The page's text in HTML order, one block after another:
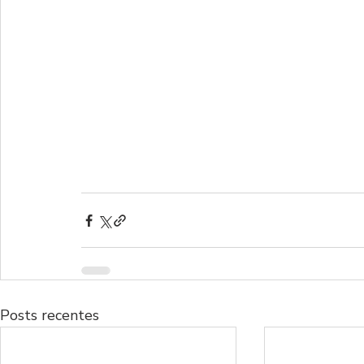
Posts recentes